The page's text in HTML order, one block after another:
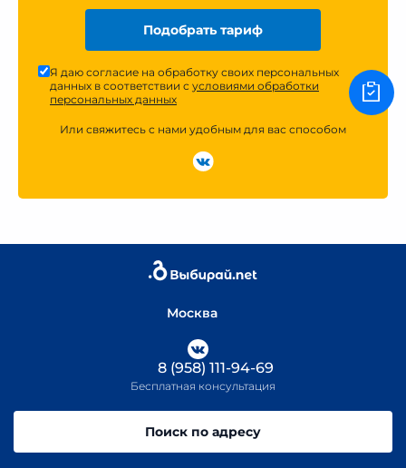
Подобрать тариф
Я даю согласие на обработку своих персональных
данных в соответствии с условиями обработки
персональных данных
Или свяжитесь с нами удобным для вас способом
Москва
8 (958) 111-94-69
Бесплатная консультация
Поиск по адресу